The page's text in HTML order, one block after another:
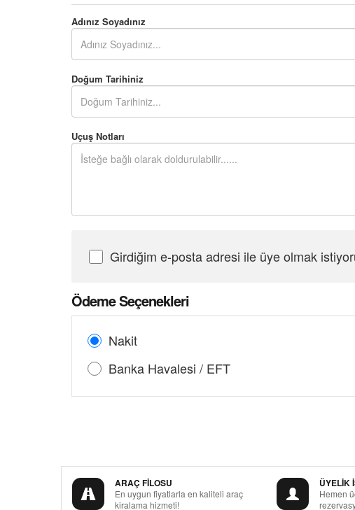
Adınız Soyadınız
Doğum Tarihiniz
Uçuş Notları
Girdiğim e-posta adresi ile üye olmak
Ödeme Seçenekleri
Nakit
Banka Havalesi / EFT
ARAÇ FİLOSU
En uygun fiyatlarla en kaliteli araç
kiralama hizmeti!
ÜYELİK
Hemen